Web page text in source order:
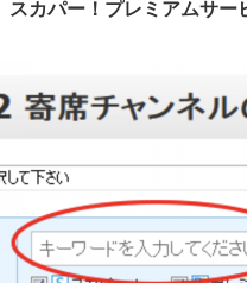
カパー！プレミアムサー